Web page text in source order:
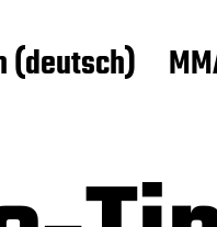
(deutsch)